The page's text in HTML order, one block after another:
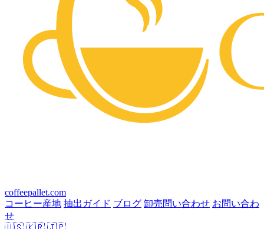
coffeepallet.com
コーヒー産地 抽出ガイド ブログ 卸売問い合わせ お問い合わ
せ